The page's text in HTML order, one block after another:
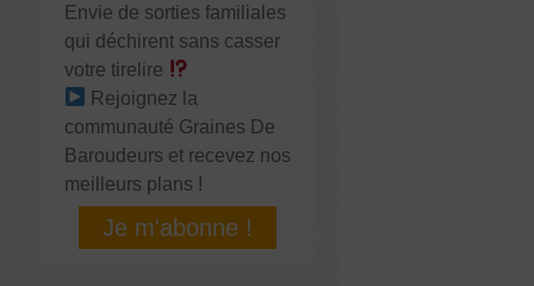
Envie de sorties familiales
qui déchirent sans casser
votre tirelire
Rejoignez la
communauté Graines De
Baroudeurs et recevez nos
meilleurs plans !
Je m'abonne !